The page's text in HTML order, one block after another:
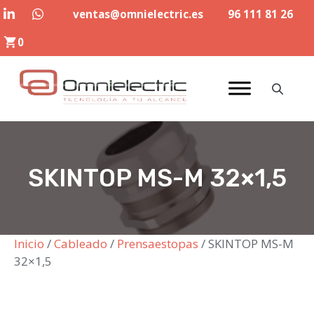
Saltar
contenido
ventas@omnielectric.es
96 111 81 26
0
SKINTOP MS-M 32×1,5
Inicio /Cableado / Prensaestopas / SKINTOP MS-M
32×1,5